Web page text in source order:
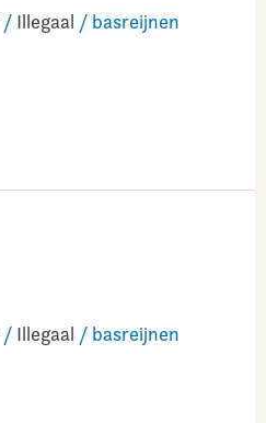
/ Illegaal / basreijnen
/ Illegaal / basreijnen